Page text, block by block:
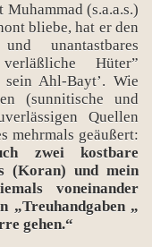
(s.a.a.s.)
bliebe, hat er den
unantastbares
Hüter”
Ahl-Bayt’. Wie
(sunnitische und
Quellen
mehrmals geäußert:
zwei kostbare
(Koran) und mein
voneinander
„Treuhandgaben „
gehen.“